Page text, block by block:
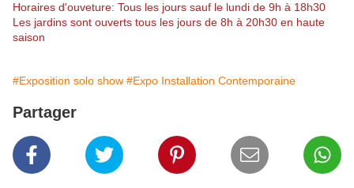
Horaires d'ouveture: Tous les jours sauf le lundi de 9h à 18h30
Les jardins sont ouverts tous les jours de 8h à 20h30 en haute
saison
#Exposition solo show #Expo Installation Contemporaine
Partager